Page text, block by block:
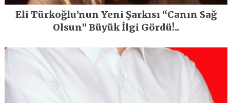
Eli Türkoğlu’nun Yeni Şarkısı “Canın Sağ
Olsun” Büyük İlgi Gördü!..